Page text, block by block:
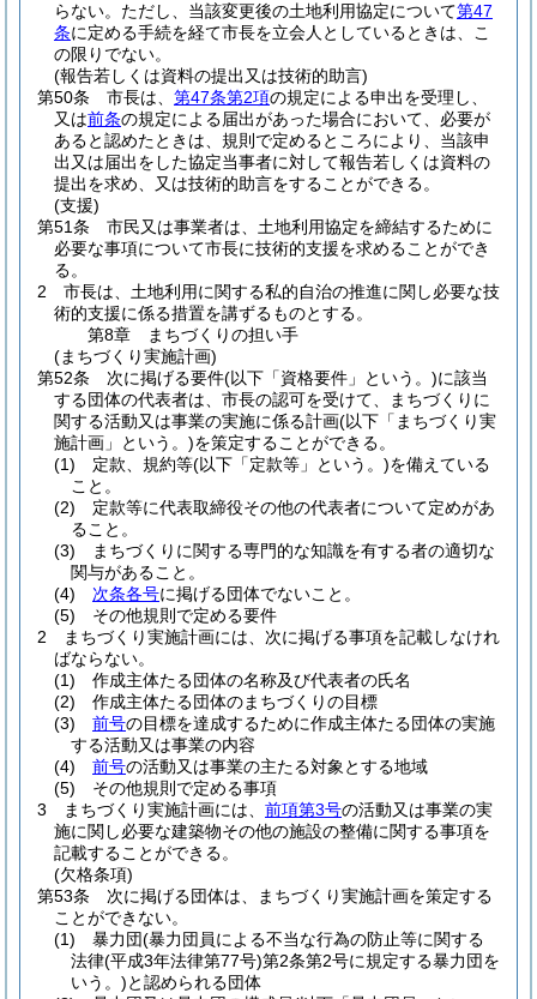
らない。 ただし、当該変更後の土地利用協定について第47
条に定める手続を経て市長を立会人としているときは、こ
の限りでない。
(報告若しくは資料の提出又は技術的助言)
第50条
市長は、 第47条第2項の規定による申出を受理し、
又は前条の規定による届出があった場合において、必要が
あると認めたときは、規則で定めるところにより、当該申
出又は届出をした協定当事者に対して報告若しくは資料の
提出を求め、又は技術的助言をすることができる。
(支援)
第51条
市民又は事業者は、土地利用協定を締結するために
必要な事項について市長に技術的支援を求めることができ
る。
2
市長は、土地利用に関する私的自治の推進に関し必要な技
術的支援に係る措置を講ずるものとする。
第8章
まちづくりの担い手
(まちづくり実施計画)
第52条
次に掲げる要件(以下「資格要件」という。)に該当
する団体の代表者は、市長の認可を受けて、まちづくりに
関する活動又は事業の実施に係る計画(以下「まちづくり実
施計画」という。)を策定することができる。
(1)
定款、規約等(以下「定款等」という。)を備えている
こと。
(2)
定款等に代表取締役その他の代表者について定めがあ
ること。
(3)
まちづくりに関する専門的な知識を有する者の適切な
関与があること。
(4)
次条各号に掲げる団体でないこと。
(5)
その他規則で定める要件
2
まちづくり実施計画には、次に掲げる事項を記載しなけれ
ばならない。
(1)
作成主体たる団体の名称及び代表者の氏名
(2)
作成主体たる団体のまちづくりの目標
(3)
前号の目標を達成するために作成主体たる団体の実施
する活動又は事業の内容
(4)
前号の活動又は事業の主たる対象とする地域
(5)
その他規則で定める事項
3
まちづくり実施計画には、 前項第3号の活動又は事業の実
施に関し必要な建築物その他の施設の整備に関する事項を
記載することができる。
(欠格条項)
第53条
次に掲げる団体は、まちづくり実施計画を策定する
ことができない。
(1)
暴力団(暴力団員による不当な行為の防止等に関する
法律(平成3年法律第77号)第2条第2号に規定する暴力団を
いう。)と認められる団体